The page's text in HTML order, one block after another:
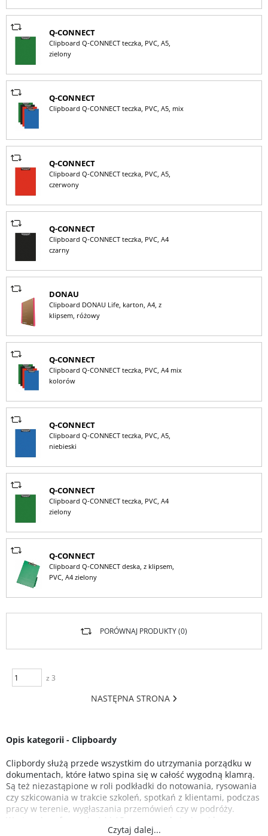
Q-CONNECT
Clipboard Q-CONNECT teczka, PVC, A5,
zielony
Q-CONNECT
Clipboard Q-CONNECT teczka, PVC, A5, mix
Q-CONNECT
Clipboard Q-CONNECT teczka, PVC, A5,
czerwony
Q-CONNECT
Clipboard Q-CONNECT teczka, PVC, A4
czarny
DONAU
Clipboard DONAU Life, karton, A4, z
klipsem, różowy
Q-CONNECT
Clipboard Q-CONNECT teczka, PVC, A4 mix
kolorów
Q-CONNECT
Clipboard Q-CONNECT teczka, PVC, A5,
niebieski
Q-CONNECT
Clipboard Q-CONNECT teczka, PVC, A4
zielony
Q-CONNECT
Clipboard Q-CONNECT deska, z klipsem,
PVC, A4 zielony
z 3
PORÓWNAJ PRODUKTY (0)
NASTĘPNA STRONA
Opis kategorii - Clipboardy
Clipbordy służą przede wszystkim do utrzymania porządku w
dokumentach, które łatwo spina się w całość wygodną klamrą.
Są też niezastąpione w roli podkładki do notowania, rysowania
czy szkicowania w trakcie szkoleń, spotkań z klientami, podczas
pracy w terenie, wygłaszania przemówień czy w podróży.
Występują w formacje A4 i A5 oraz z zamknięciem i bez.
Czytaj dalej...